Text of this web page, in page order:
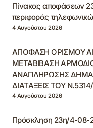
Πίνακας αποφάσεων
περιφοράς
4 Αυγούστου 2026
ΑΠΟΦΑΣΗ ΟΡΙΣΜΟΥ
ΜΕΤΑΒΙΒΑΣΗ
ΑΝΑΠΛΗΡΩΣΗΣ
ΔΙΑΤΑΞΕΙΣ ΤΟΥ
4 Αυγούστου 2026
Πρόσκληση 23η/4-08-